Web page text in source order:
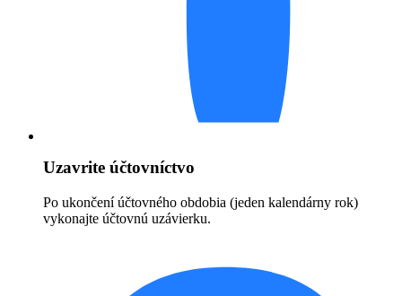
Uzavrite účtovníctvo
Po ukončení účtovného obdobia (jeden kalendárny rok)
vykonajte účtovnú uzávierku.